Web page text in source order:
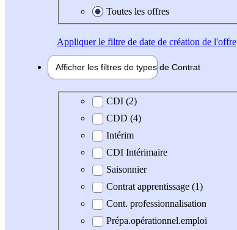
Toutes les offres
Appliquerle filtre de date de création de l'offre
Afficher les filtres de types de Contrat
Type de contrat
CDI (2)
CDD (4)
Intérim
CDI Intérimaire
Saisonnier
Contrat apprentissage (1)
Cont. professionnalisation
Prépa.opérationnel.emploi